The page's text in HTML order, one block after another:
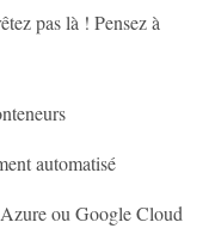
pas là ! Pensez à
automatisé
ou Google Cloud